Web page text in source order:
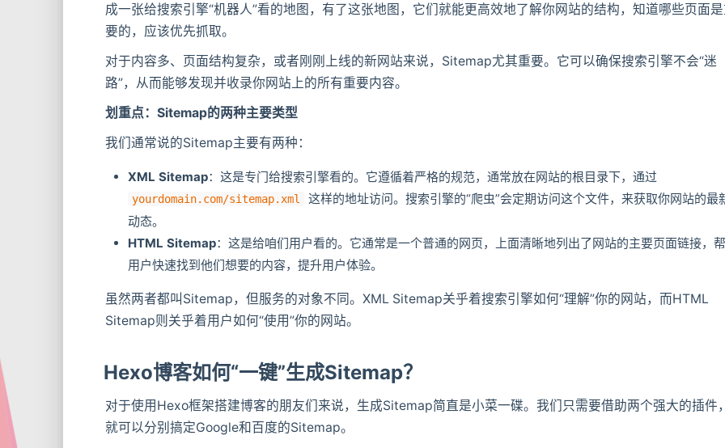
成一张给搜索引擎“机器人”看的地图，有了这张地图，它们就能更高效地了解你网站的结构，知道哪些页面
要的，应该优先抓取。
对于内容多、页面结构复杂，或者刚刚上线的新网站来说，Sitemap尤其重要。它可以确保搜索引擎不会“迷
路”，从而能够发现并收录你网站上的所有重要内容。
划重点：Sitemap的两种主要类型
我们通常说的Sitemap主要有两种：
XML Sitemap：这是专门给搜索引擎看的。它遵循着严格的规范，通常放在网站的根目录下，通过
yourdomain.com/sitemap.xml
这样的地址访问。搜索引擎的“爬虫”会定期访问这个文件，来获取你网站的最
动态。
HTML Sitemap：这是给咱们用户看的。它通常是一个普通的网页，上面清晰地列出了网站的主要页面链接，
用户快速找到他们想要的内容，提升用户体验。
虽然两者都叫Sitemap，但服务的对象不同。XML Sitemap关乎着搜索引擎如何“理解”你的网站，而HTML
Sitemap则关乎着用户如何“使用”你的网站。
Hexo博客如何“一键”生成Sitemap？
对于使用Hexo框架搭建博客的朋友们来说，生成Sitemap简直是小菜一碟。我们只需要借助两个强大的插件
就可以分别搞定Google和百度的Sitemap。